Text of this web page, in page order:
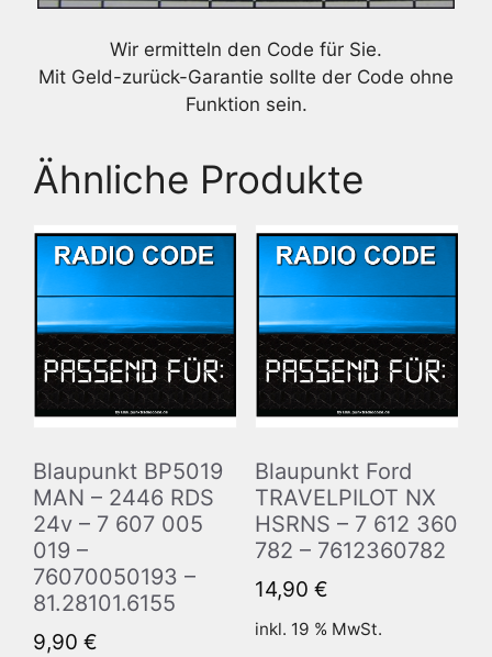
Wir ermitteln den Code für Sie.
Mit Geld-zurück-Garantie sollte der Code ohne
Funktion sein.
Ähnliche Produkte
Blaupunkt BP5019
MAN – 2446 RDS
24v – 7 607 005
019 –
76070050193 –
81.28101.6155
9,90 €
Blaupunkt Ford
TRAVELPILOT NX
HSRNS – 7 612 360
782 – 7612360782
14,90 €
inkl. 19 % MwSt.